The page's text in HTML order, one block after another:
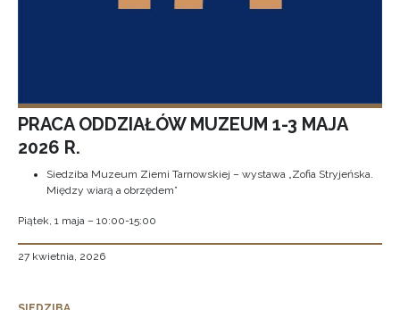
PRACA ODDZIAŁÓW MUZEUM 1-3 MAJA
2026 R.
Siedziba Muzeum Ziemi Tarnowskiej – wystawa „Zofia Stryjeńska.
Między wiarą a obrzędem”
Piątek, 1 maja – 10:00-15:00
27 kwietnia, 2026